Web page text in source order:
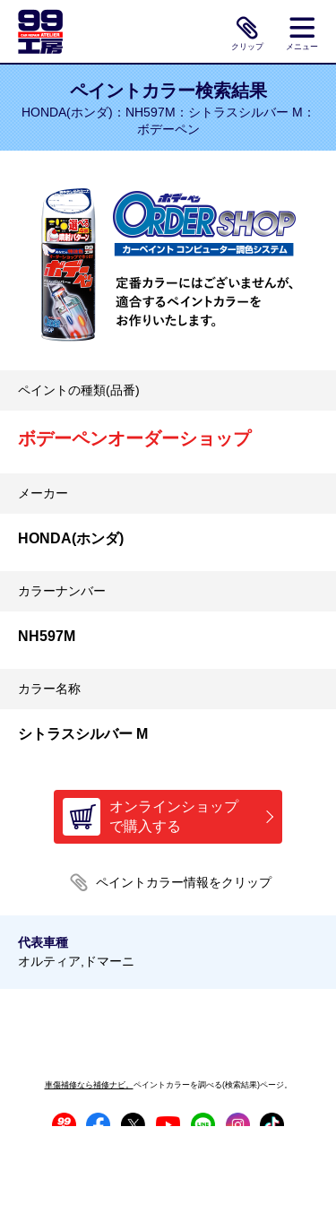
クリップ メニュー
ペイントカラー検索結果
HONDA(ホンダ)：NH597M：シトラスシルバー M：
ボデーペン
ペイントの種類(品番)
ボデーペンオーダーショップ
メーカー
HONDA(ホンダ)
カラーナンバー
NH597M
カラー名称
シトラスシルバー M
オンラインショップ
で購入する
代表車種
オルティア,ドマーニ
車傷補修なら補修ナビ。 ペイントカラーを調べる(検索結果)ページ。